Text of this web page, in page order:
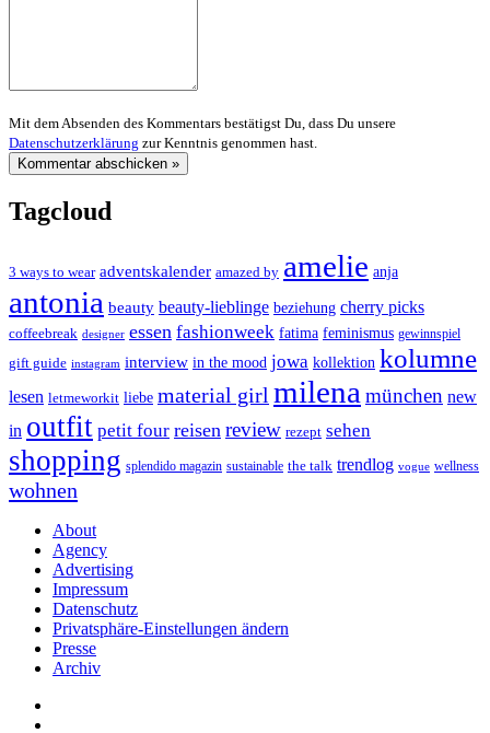
Mit dem Absenden des Kommentars bestätigst Du, dass Du unsere
Datenschutzerklärung zur Kenntnis genommen hast.
Tagcloud
3 ways to wear adventskalender amazed by amelie anja
antonia beauty beauty-lieblinge beziehung cherry picks
coffeebreak designer essen fashionweek fatima feminismus gewinnspiel
gift guide instagram interview in the mood jowa kollektion kolumne
lesen letmeworkit liebe material girl milena münchen new
in outfit petit four reisen review rezept sehen
shopping splendido magazin sustainable the talk trendlog vogue wellness
wohnen
About
Agency
Advertising
Impressum
Datenschutz
Privatsphäre-Einstellungen ändern
Presse
Archiv